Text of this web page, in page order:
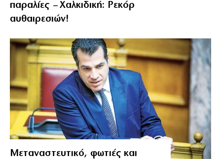
παραλίες – Χαλκιδική: Ρεκόρ
αυθαιρεσιών!
Μεταναστευτικό, φωτιές και